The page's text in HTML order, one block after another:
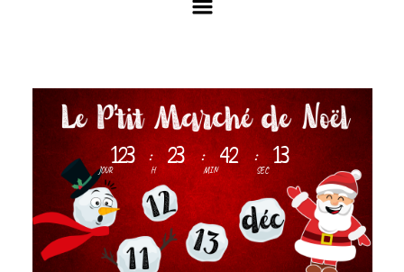
123
JOUR
: 23
H
: 42
MIN
: 13
SEC